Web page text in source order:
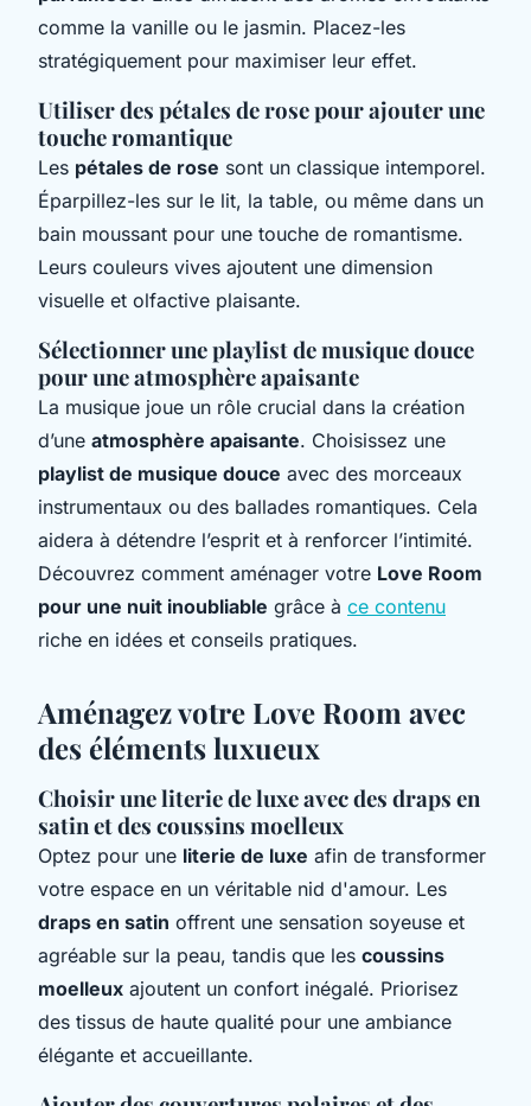
comme la vanille ou le jasmin. Placez-les
stratégiquement pour maximiser leur effet.
Utiliser des pétales de rose pour ajouter une
touche romantique
Les pétales de rose sont un classique intemporel.
Éparpillez-les sur le lit, la table, ou même dans un
bain moussant pour une touche de romantisme.
Leurs couleurs vives ajoutent une dimension
visuelle et olfactive plaisante.
Sélectionner une playlist de musique douce
pour une atmosphère apaisante
La musique joue un rôle crucial dans la création
d’une atmosphère apaisante. Choisissez une
playlist de musique douce avec des morceaux
instrumentaux ou des ballades romantiques. Cela
aidera à détendre l’esprit et à renforcer l’intimité.
Découvrez comment aménager votre Love Room
pour une nuit inoubliable grâce à ce contenu
riche en idées et conseils pratiques.
Aménagez votre Love Room avec
des éléments luxueux
Choisir une literie de luxe avec des draps en
satin et des coussins moelleux
Optez pour une literie de luxe afin de transformer
votre espace en un véritable nid d'amour. Les
draps en satin offrent une sensation soyeuse et
agréable sur la peau, tandis que les coussins
moelleux ajoutent un confort inégalé. Priorisez
des tissus de haute qualité pour une ambiance
élégante et accueillante.